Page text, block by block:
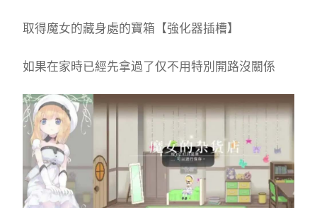
取得魔女的藏身處的寶箱【強化器插槽】
如果在家時已經先拿過了仅不用特別開路沒關係